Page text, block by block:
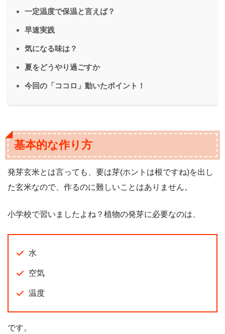
一定温度で保温と言えば？
早速実践
気になる味は？
夏をどうやり過ごすか
今回の「ココロ」動いたポイント！
基本的な作り方
発芽玄米とは言っても、要は芽(ホントは根ですね)を出し
た玄米なので、作るのに難しいことはありません。
小学校で習いましたよね？植物の発芽に必要なのは、
水
空気
温度
です。